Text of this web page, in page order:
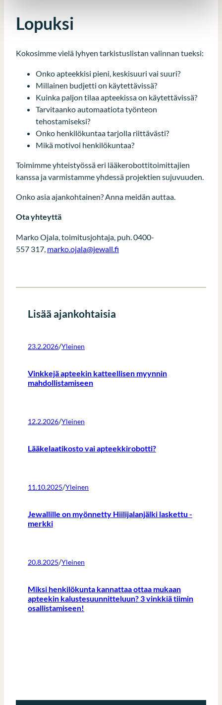
Lopuksi
Kokosimme vielä lyhyen tarkistuslistan valinnan tueksi:
Onko apteekkisi pieni, keskisuuri vai suuri?
Millainen budjetti on käytettävissä?
Kuinka paljon tilaa apteekissa on käytettävissä?
Tarvitaanko automaatiota työnteon
tehostamiseksi?
Onko henkilökuntaa tarjolla riittävästi?
Mikä motivoi henkilökuntaa?
Toimimme yhteistyössä eri lääkerobottitoimittajien
kanssa ja varmistamme yhdessä projektien sujuvuuden.
Onko asia ajankohtainen? Anna meidän auttaa.
Ota yhteyttä
Marko Ojala, toimitusjohtaja, puh. 0400-
557 317, marko.ojala@jewall.fi
Lisää ajankohtaisia
23.2.2026/Yleinen
Vinkkejä apteekin katteellisen myynnin
mahdollistamiseen
12.2.2026/Yleinen
Lääkelaatikosto vai apteekkirobotti?
11.10.2025/Yleinen
Jewallille on myönnetty Hiilijalanjälki laskettu -
merkki
20.8.2025/Yleinen
Miksi henkilökunta kannattaa ottaa mukaan
apteekin kalustesuunnitteluun? 3 vinkkiä tiimin
osallistamiseen!